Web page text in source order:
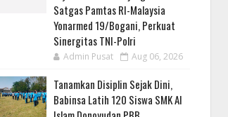
Satgas Pamtas RI-Malaysia
Yonarmed 19/Bogani, Perkuat
Sinergitas TNI-Polri
Admin Pusat Aug 06, 2026
Tanamkan Disiplin Sejak Dini,
Babinsa Latih 120 Siswa SMK Al